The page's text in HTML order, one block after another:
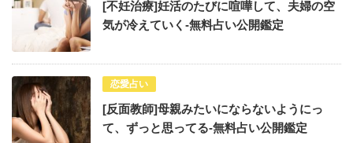
[不妊治療]妊活のたびに喧嘩して、夫婦の空
気が冷えていく-無料占い公開鑑定
恋愛占い
[反面教師]母親みたいにならないようにっ
て、ずっと思ってる-無料占い公開鑑定